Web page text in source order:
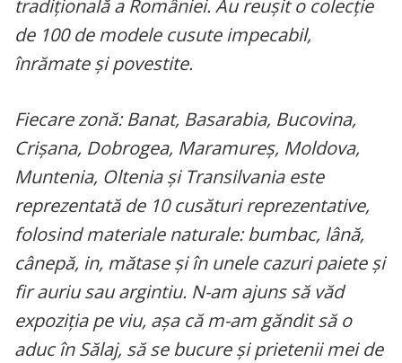
tradițională a României. Au reușit o colecție
de 100 de modele cusute impecabil,
înrămate și povestite.
Fiecare zonă: Banat, Basarabia, Bucovina,
Crișana, Dobrogea, Maramureș, Moldova,
Muntenia, Oltenia și Transilvania este
reprezentată de 10 cusături reprezentative,
folosind materiale naturale: bumbac, lână,
cânepă, in, mătase și în unele cazuri paiete și
fir auriu sau argintiu. N-am ajuns să văd
expoziția pe viu, așa că m-am găndit să o
aduc în Sălaj, să se bucure și prietenii mei de